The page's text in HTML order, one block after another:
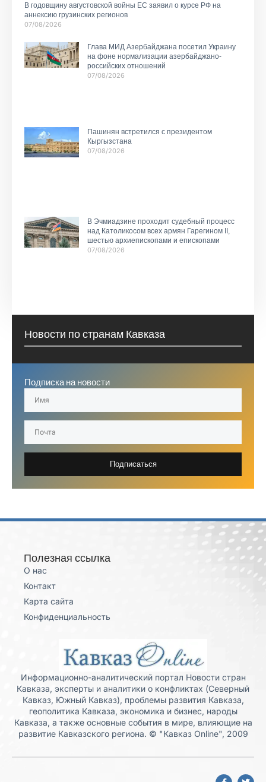
В годовщину августовской войны ЕС заявил о курсе РФ на
аннексию грузинских регионов
07/08/2026
Глава МИД Азербайджана посетил Украину
на фоне нормализации азербайджано-
российских отношений
07/08/2026
Пашинян встретился с президентом
Кыргызстана
07/08/2026
В Эчмиадзине проходит судебный процесс
над Католикосом всех армян Гарегином II,
шестью архиепископами и епископами
07/08/2026
Новости по странам Кавказа
Подписка на новости
Подписаться
Полезная ссылка
О нас
Контакт
Карта сайта
Конфиденциальность
Информационно-аналитический портал Новости стран
Кавказа, эксперты и аналитики о конфликтах (Северный
Кавказ, Южный Кавказ), проблемы развития Кавказа,
геополитика Кавказа, экономика и бизнес, народы
Кавказа, а также основные события в мире, влияющие на
развитие Кавказского региона. © "Кавказ Online", 2009